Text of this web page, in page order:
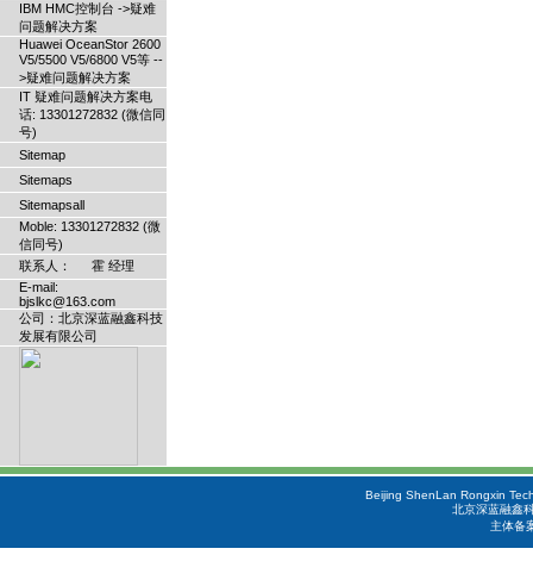
IBM HMC控制台 ->疑难
问题解决方案
Huawei OceanStor 2600
V5/5500 V5/6800 V5等 --
>疑难问题解决方案
IT 疑难问题解决方案电
话: 13301272832 (微信同
号)
Sitemap
Sitemaps
Sitemapsall
Moble: 13301272832 (微
信同号)
联系人： 霍 经理
E-mail:
bjslkc@163.com
公司：北京深蓝融鑫科技
发展有限公司
Beijing ShenLan Rongxin
北京深蓝融鑫
主体备